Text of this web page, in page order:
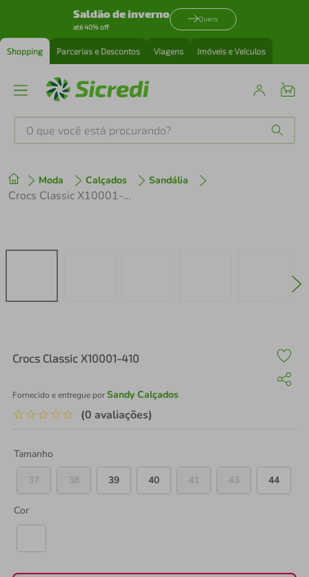
Saldão de inverno
até 40% off
Quero
Shopping Parcerias e Descontos Viagens Imóveis e Veículos
O que você está procurando?
Moda Calçados Sandália
Crocs Classic X10001-410
Crocs Classic X10001-410
Fornecido e entregue porSandy Calçados
☆☆☆☆☆ (0 avaliações)
Tamanho
37
38 39 40 41 43 44
Cor
1 º tenis